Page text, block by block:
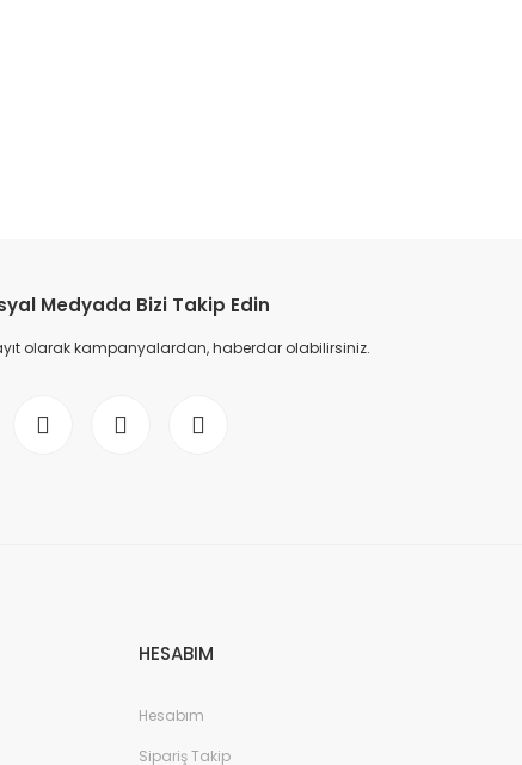
Medyada Bizi Takip Edin
olarak kampanyalardan, haberdar olabilirsiniz.
HESABIM
Hesabım
Sipariş Takip